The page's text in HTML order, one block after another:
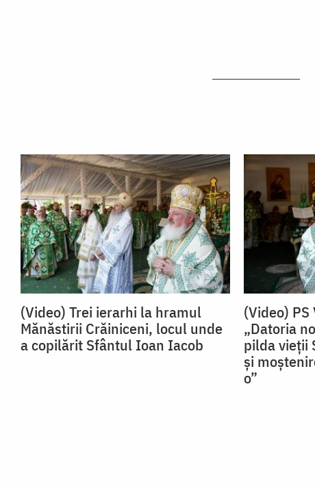
(Video) Trei ierarhi la hramul
Mănăstirii Crăiniceni, locul unde
a copilărit Sfântul Ioan Iacob
(Video)
„Datoria
pilda vieții
și
o”